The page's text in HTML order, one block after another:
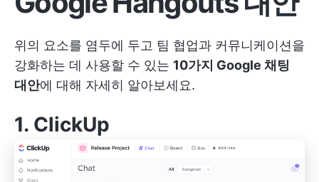
위의 요소를 염두에 두고 팀 협업과 커뮤니케이션을
강화하는 데 사용할 수 있는 10가지 Google 채팅
대안에 대해 자세히 알아보세요.
1. ClickUp